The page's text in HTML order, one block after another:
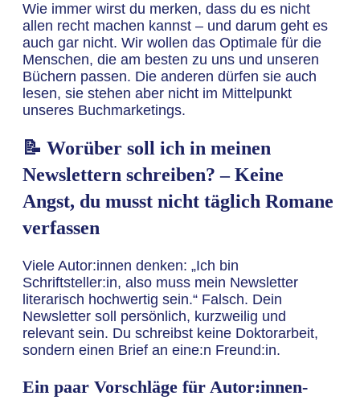
Wie immer wirst du merken, dass du es nicht
allen recht machen kannst – und darum geht es
auch gar nicht. Wir wollen das Optimale für die
Menschen, die am besten zu uns und unseren
Büchern passen. Die anderen dürfen sie auch
lesen, sie stehen aber nicht im Mittelpunkt
unseres Buchmarketings.
📝 Worüber soll ich in meinen
Newslettern schreiben? – Keine
Angst, du musst nicht täglich Romane
verfassen
Viele Autor:innen denken: „Ich bin
Schriftsteller:in, also muss mein Newsletter
literarisch hochwertig sein.“ Falsch. Dein
Newsletter soll persönlich, kurzweilig und
relevant sein. Du schreibst keine Doktorarbeit,
sondern einen Brief an eine:n Freund:in.
Ein paar Vorschläge für Autor:innen-